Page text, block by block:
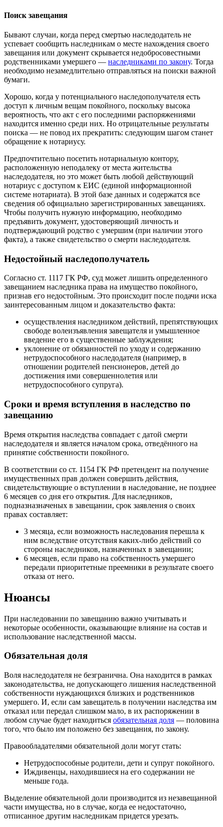
Поиск завещания
Бывают случаи, когда перед смертью наследодатель не
успевает сообщить наследникам о месте нахождения своего
завещания или документ скрывается недобросовестными
родственниками умершего — наследниками по закону. Тогда
необходимо незамедлительно отправляться на поиски важной
бумаги.
Хорошо, когда у потенциального наследополучателя есть
доступ к личным вещам покойного, поскольку высока
вероятность, что акт с его последними распоряжениями
находится именно среди них. Но отрицательные результаты
поиска — не повод их прекратить: следующим шагом станет
обращение к нотариусу.
Предпочтительно посетить нотариальную контору,
расположенную неподалеку от места жительства
наследодателя, но это может быть любой действующий
нотариус с доступом к ЕИС (единой информационной
системе нотариата). В этой базе данных и содержатся все
сведения об официально зарегистрированных завещаниях.
Чтобы получить нужную информацию, необходимо
предъявить документ, удостоверяющий личность и
подтверждающий родство с умершим (при наличии этого
факта), а также свидетельство о смерти наследодателя.
Недостойный наследополучатель
Согласно ст. 1117 ГК РФ, суд может лишить определенного
завещанием наследника права на имущество покойного,
признав его недостойным. Это происходит после подачи иска
заинтересованным лицом и доказательство факта:
осуществления наследником действий, препятствующих
свободе волеизъявления завещателя и умышленное
введение его в существенные заблуждения;
уклонение от обязанностей по уходу и содержанию
нетрудоспособного наследодателя (например, в
отношении родителей пенсионеров, детей до
достижения ими совершеннолетия или
нетрудоспособного супруга).
Сроки и время вступления в наследство по
завещанию
Время открытия наследства совпадает с датой смерти
наследодателя и является началом срока, отведённого на
принятие собственности покойного.
В соответствии со ст. 1154 ГК РФ претендент на получение
имущественных прав должен совершить действия,
свидетельствующие о вступлении в наследование, не позднее
6 месяцев со дня его открытия. Для наследников,
подназназначеных в завещании, срок заявления о своих
правах составляет:
3 месяца, если возможность наследования перешла к
ним вследствие отсутствия каких-либо действий со
стороны наследников, назначенных в завещании;
6 месяцев, если право на собственность умершего
передали приоритетные преемники в результате своего
отказа от него.
Нюансы
При наследовании по завещанию важно учитывать и
некоторые особенности, оказывающие влияние на состав и
использование наследственной массы.
Обязательная доля
Воля наследодателя не безгранична. Она находится в рамках
законодательства, не допускающего лишения наследственной
собственности нуждающихся близких и родственников
умершего. И, если сам завещатель в получении наследства им
отказал или передал слишком мало, в их распоряжении в
любом случае будет находиться обязательная доля — половина
того, что было им положено без завещания, по закону.
Правообладателями обязательной доли могут стать:
Нетрудоспособные родители, дети и супруг покойного.
Иждивенцы, находившиеся на его содержании не
меньше года.
Выделение обязательной доли производится из незавещанной
части имущества, но в случае, когда ее недостаточно,
отписанное другим наследникам придется урезать.